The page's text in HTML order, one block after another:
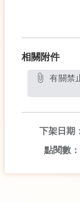
相關附件
有關禁止現職軍公教人員申領持用中國大陸居住證
下架日期：
點閱數：